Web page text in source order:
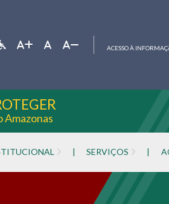
ACESSO À
Amazonas
| SERVIÇOS |